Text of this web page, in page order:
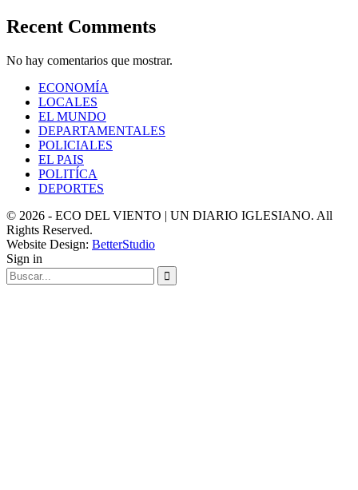
Recent Comments
No hay comentarios que mostrar.
ECONOMÍA
LOCALES
EL MUNDO
DEPARTAMENTALES
POLICIALES
EL PAIS
POLITÍCA
DEPORTES
© 2026 - ECO DEL VIENTO | UN DIARIO IGLESIANO. All
Rights Reserved.
Website Design: BetterStudio
Sign in